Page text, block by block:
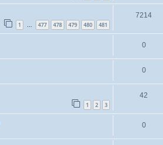
1 … 477 478 479 480 481
7214
0
0
1 2 3
42
0